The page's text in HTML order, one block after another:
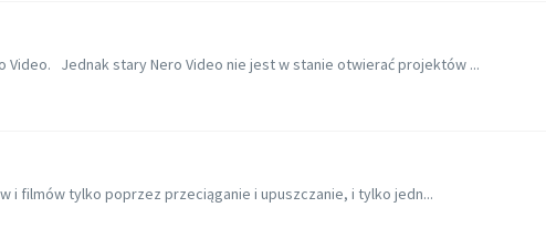
Jednak stary Nero Video nie jest w stanie otwierać projektów ...
filmów tylko poprzez przeciąganie i upuszczanie, i tylko jedn...